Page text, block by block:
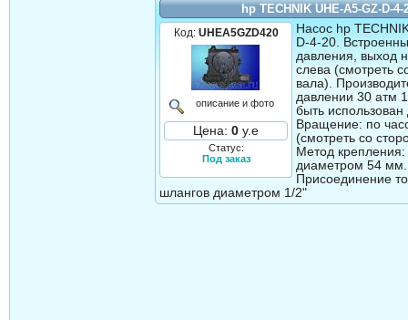
hp TECHNIK UHE-A5-GZ-D-4-
Код: UHEA5GZD420
описание и фото
Цена: 0 у.е
Статус:
Под заказ
Насос hp
D-4-20.
давления, выход
слева (смотреть
вала).
давлении 30 атм
быть
Вращение: по
(смотреть со
Метод
диаметром 54 мм.
Присоединение
шлангов диаметром 1/2"